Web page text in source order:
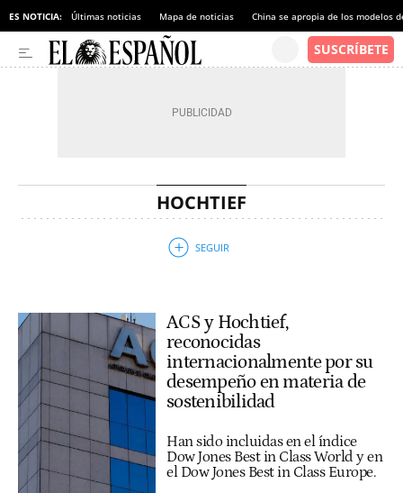
ES NOTICIA: Últimas noticias Mapa de noticias China se apropia de los modelos
HOCHTIEF
ACS y Hochtief,
reconocidas
internacionalmente por su
desempeño en materia de
sostenibilidad
Han sido incluidas en el índice
Dow Jones Best in Class World y en
el Dow Jones Best in Class Europe.